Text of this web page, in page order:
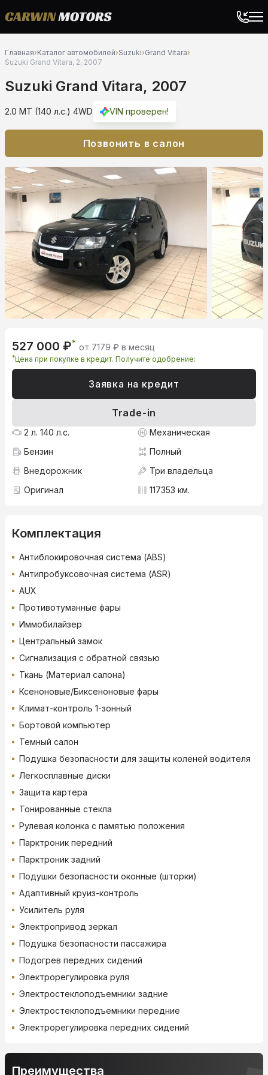
Главная›Каталог автомобилей›Suzuki›Grand Vitara›
Suzuki Grand Vitara, 2, 2007
Suzuki Grand Vitara, 2007
2.0 MT (140 л.с.) 4WD VIN проверен!
Позвонить в салон
527 000 ₽* от 7179 ₽ в месяц
*Цена при покупке в кредит. Получите одобрение:
Заявка на кредит
Trade-in
2 л. 140 л.с.
Механическая
Бензин
Полный
Внедорожник
Три владельца
Оригинал
117353 км.
Комплектация
Антиблокировочная система (ABS)
Антипробуксовочная система (ASR)
AUX
Противотуманные фары
Иммобилайзер
Центральный замок
Сигнализация с обратной связью
Ткань (Материал салона)
Ксеноновые/Биксеноновые фары
Климат-контроль 1-зонный
Бортовой компьютер
Темный салон
Подушка безопасности для защиты коленей водителя
Легкосплавные диски
Защита картера
Тонированные стекла
Рулевая колонка с памятью положения
Парктроник передний
Парктроник задний
Подушки безопасности оконные (шторки)
Адаптивный круиз-контроль
Усилитель руля
Электропривод зеркал
Подушка безопасности пассажира
Подогрев передних сидений
Электрорегулировка руля
Электростеклоподъемники задние
Электростеклоподъемники передние
Электрорегулировка передних сидений
Преимущества